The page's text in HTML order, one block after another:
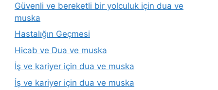
Güvenli ve bereketli bir yolculuk için dua ve
muska
Hastalığın Geçmesi
Hicab ve Dua ve muska
İş ve kariyer için dua ve muska
İş ve kariyer için dua ve muska